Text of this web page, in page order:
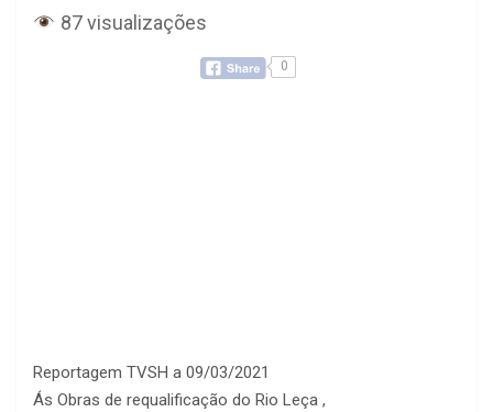
87 visualizações
0
Reportagem TVSH a 09/03/2021
Ás Obras de requalificação do Rio Leça ,